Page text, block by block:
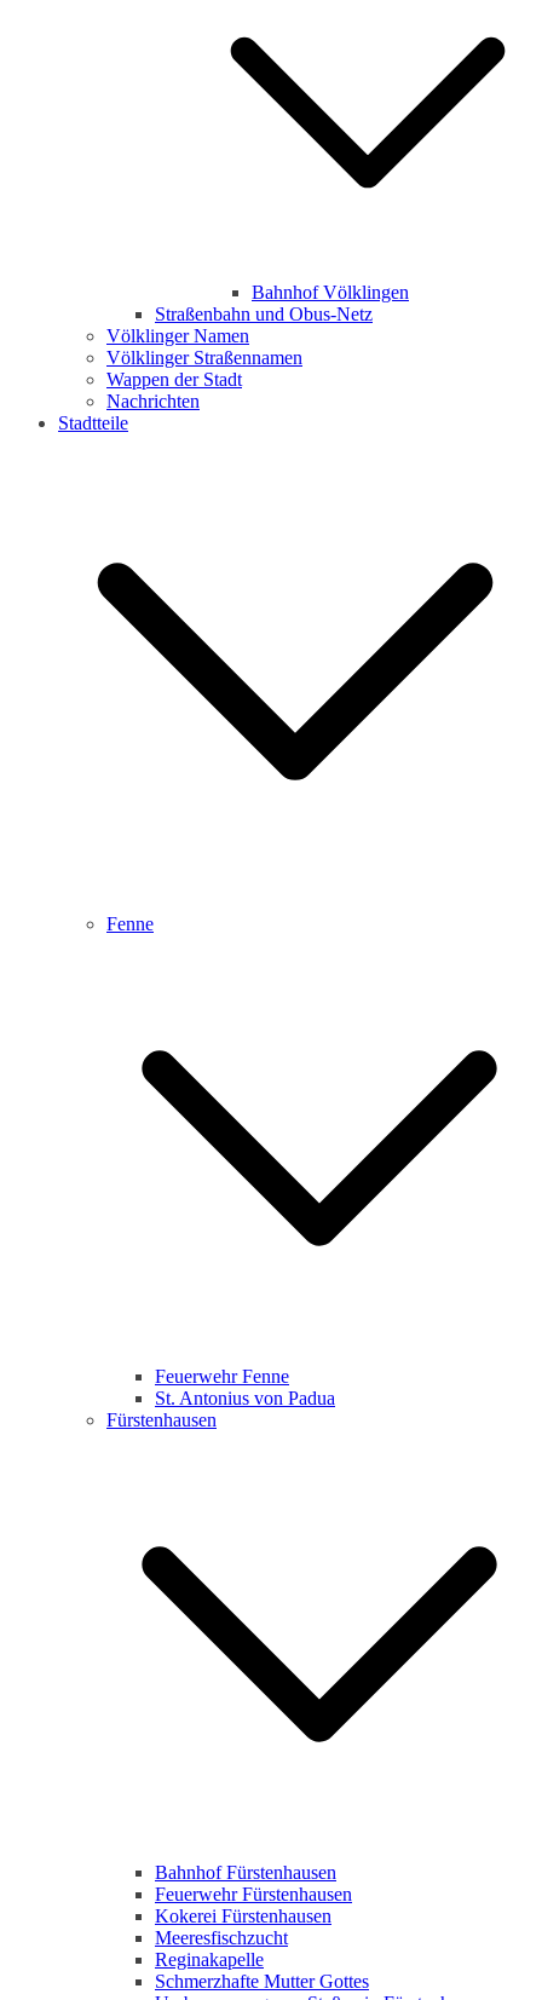
Bahnhof Völklingen
Straßenbahn und Obus-Netz
Völklinger Namen
Völklinger Straßennamen
Wappen der Stadt
Nachrichten
Stadtteile
Fenne
Feuerwehr Fenne
St. Antonius von Padua
Fürstenhausen
Bahnhof Fürstenhausen
Feuerwehr Fürstenhausen
Kokerei Fürstenhausen
Meeresfischzucht
Reginakapelle
Schmerzhafte Mutter Gottes